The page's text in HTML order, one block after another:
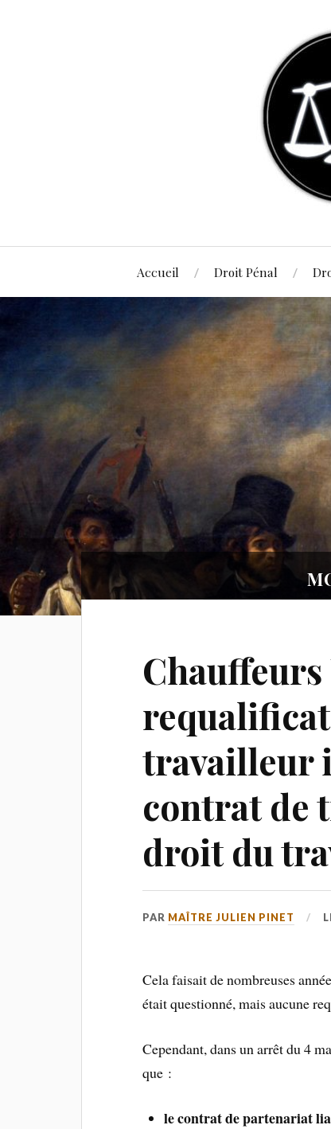
Accueil Droit Pénal
Chauffeurs
travailleur
contrat de
droit du
PAR MAÎTRE JULIEN PINET
Cela faisait de nombreuses
était questionné, mais aucune
Cependant, dans un arrêt du 4
que :
le contrat de partenariat